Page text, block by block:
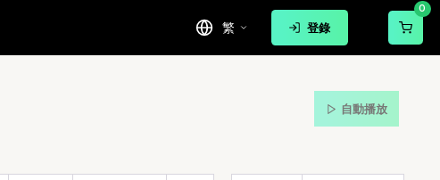
繁 登錄
0
自動播放